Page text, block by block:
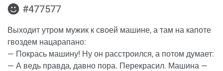
#477577
Выходит утром мужик к своей машине, а там на капоте
гвоздем нацарапано:
— Покрась машину! Ну он расстроился, а потом думает:
— А ведь правда, давно пора. Перекрасил. Машина —